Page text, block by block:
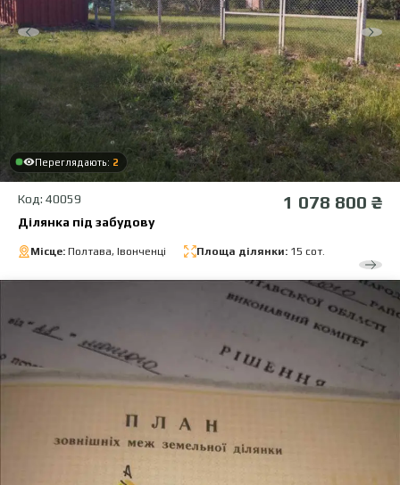
Переглядають: 2
Код: 40059 1 078 800 ₴
Ділянка під забудову
Місце: Полтава, Івонченці Площа ділянки: 15 сот.